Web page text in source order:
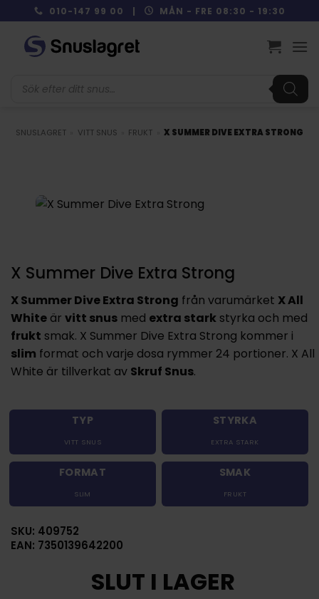
to
content
010-147 99 00 | MÅN - FRE 08:30 - 19:30
SNUSLAGRET VITT SNUS FRUKT X SUMMER DIVE EXTRA STRONG
X Summer Dive Extra Strong
X Summer Dive Extra Strong från varumärket X All
White är vitt snus med extra stark styrka och med
frukt smak. X Summer Dive Extra Strong kommer i
slim format och varje dosa rymmer 24 portioner. X All
White är tillverkat av Skruf Snus.
TYP
VITT SNUS
STYRKA
EXTRA STARK
FORMAT
SLIM
SMAK
FRUKT
SKU: 409752
EAN: 7350139642200
SLUT I LAGER